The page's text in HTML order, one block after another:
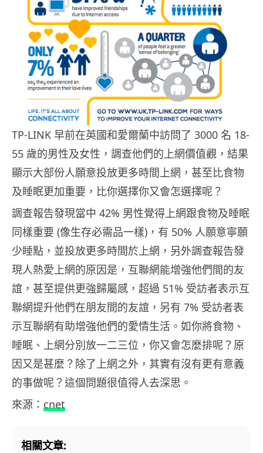
TP-LINK 早前在英國和愛爾蘭中訪問了 3000 名 18-
55 歲的男性及女性，調查他們的上網價值觀，結果
顯示大部份人願意投放更多時間上網，甚至比食物
及睡眠更加重要，比你選擇你又會怎選擇呢？
調查報告發現當中 42% 男性覺得上網跟食物及睡眠
同樣重要 (像生存必需品一樣)，有 50% 人願意寧願
少睡點，並投放更多時間於上網，另外調查報告發
現人熱愛上網的原因是，互聯網能增強他們間的友
誼，甚至提供更強歸屬感，超過 51% 受訪者表示互
聯網提升他們在朋友間的友誼，另有 7% 受訪者表
示互聯網有助增強他們的愛情生活。如你將食物、
睡眠、上網分別放一二三位，你又會怎麼排呢？原
因又是甚麼？除了上網之外，其實有沒有更有意義
的事做呢？這個問題很值得人去深思。
來源： cnet
相關文章: